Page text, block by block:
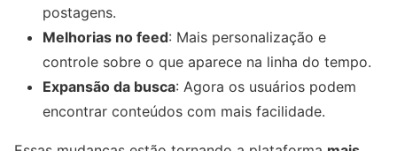
postagens.
Melhorias no feed: Mais personalização e
controle sobre o que aparece na linha do tempo.
Expansão da busca: Agora os usuários podem
encontrar conteúdos com mais facilidade.